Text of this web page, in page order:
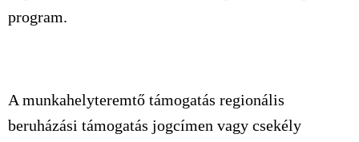
program.
A munkahelyteremtő támogatás regionális
beruházási támogatás jogcímen vagy csekély